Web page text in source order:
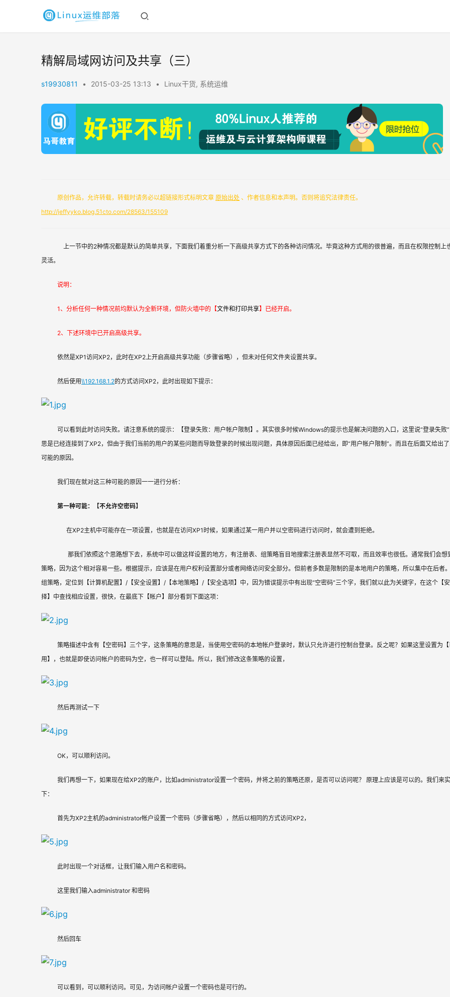
精解局域网访问及共享（三）
s19930811 • 2015-03-25 13:13 • Linux干货, 系统运维
原创作品，允许转载，转载时请务必以超链接形式标明文章 原始出处 、作者信息和本声明。否则将追究法律责任。
http://jeffyyko.blog.51cto.com/28563/155109
灵活。
说明：
1、分析任何一种情况前均默认为全新环境，但防火墙中的【文件和打印共享】已经开启。
2、下述环境中已开启高级共享。
依然是XP1访问XP2，此时在XP2上开启高级共享功能（步骤省略），但未对任何文件夹设置共享。
然后使用\\192.168.1.2的方式访问XP2，此时出现如下提示：
可以看到此时访问失败。请注意系统的提示：【登录失败：用户帐户限制】。其实很多时候Windows的提示也是解决问题的入口，这里说“登录失败
思是已经连接到了XP2，但由于我们当前的用户的某些问题而导致登录的时候出现问题，具体原因后面已经给出，即“用户帐户限制”。而且在后面又给出
可能的原因。
我们现在就对这三种可能的原因一一进行分析：
第一种可能：【不允许空密码】
在XP2主机中可能存在一项设置，也就是在访问XP1时候，如果通过某一用户并以空密码进行访问时，就会遭到拒绝。
那我们依照这个思路想下去，系统中可以做这样设置的地方，有注册表、组策略盲目地搜索注册表显然不可取，而且效率也很低。通常我们会想
策略，因为这个相对容易一些。根据提示，应该是在用户权利设置部分或者网络访问安全部分。但前者多数是限制的是本地用户的策略，所以集中在后者
组策略，定位到【计算机配置】/【安全设置】/【本地策略】/【安全选项】中，因为错误提示中有出现“空密码”三个字，我们就以此为关键字，在这个【
择】中查找相应设置，很快，在最底下【帐户】部分看到下面这项：
策略描述中含有【空密码】三个字，这条策略的意思是，当使用空密码的本地帐户登录时，默认只允许进行控制台登录。反之呢？如果这里设置为
用】，也就是即使访问帐户的密码为空，也一样可以登陆。所以，我们修改这条策略的设置，
然后再测试一下
OK，可以顺利访问。
我们再想一下，如果现在给XP2的账户，比如administrator设置一个密码，并将之前的策略还原，是否可以访问呢？ 原理上应该是可以的。我们来
下：
首先为XP2主机的administrator帐户设置一个密码（步骤省略），然后以相同的方式访问XP2，
此时出现一个对话框，让我们输入用户名和密码。
这里我们输入administrator 和密码
然后回车
可以看到，可以顺利访问。可见，为访问帐户设置一个密码也是可行的。